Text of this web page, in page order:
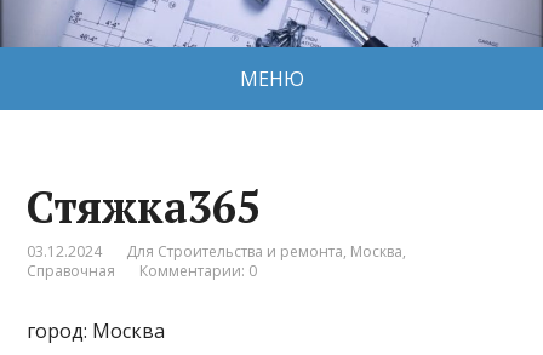
МЕНЮ
Стяжка365
03.12.2024 Для Строительства и ремонта, Москва,
Справочная
Комментарии: 0
город: Москва